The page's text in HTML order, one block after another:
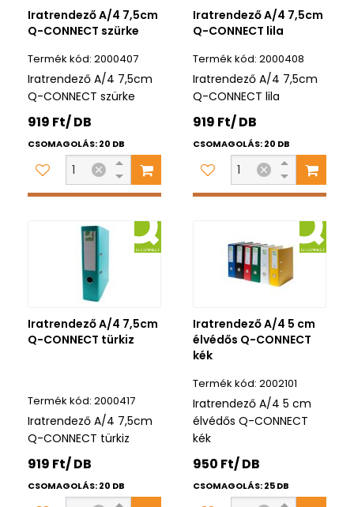
Iratrendező A/4 7,5cm
Q-CONNECT szürke
2000407
Iratrendező A/4 7,5cm
Q-CONNECT szürke
919 Ft/ DB
CSOMAGOLÁS: 20 DB
Iratrendező A/4 7,5cm
Q-CONNECT lila
2000408
Iratrendező A/4 7,5cm
Q-CONNECT lila
919 Ft/ DB
CSOMAGOLÁS: 20 DB
Iratrendező A/4 7,5cm
Q-CONNECT türkiz
2000417
Iratrendező A/4 7,5cm
Q-CONNECT türkiz
919 Ft/ DB
CSOMAGOLÁS: 20 DB
Iratrendező A/4 5 cm
élvédős Q-CONNECT
kék
2002101
Iratrendező A/4 5 cm
élvédős Q-CONNECT
kék
950 Ft/ DB
CSOMAGOLÁS: 25 DB